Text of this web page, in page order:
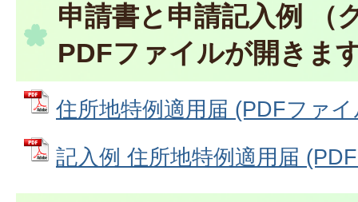
申請書と申請記入例 （
PDFファイルが開きま
住所地特例適用届 (PDFファ
記入例 住所地特例適用届